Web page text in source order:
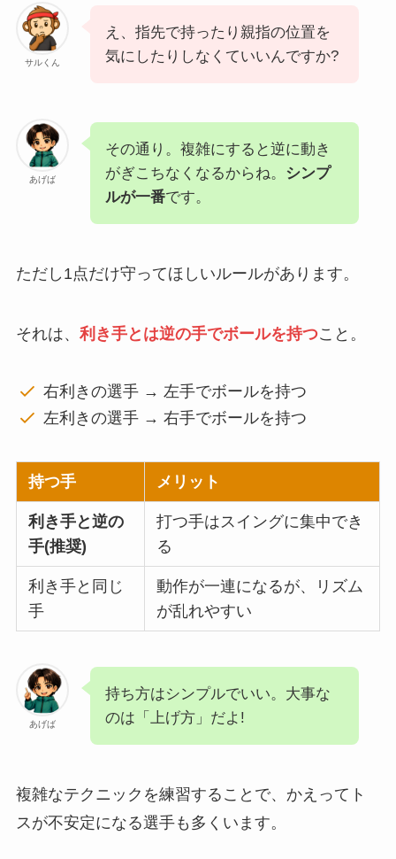
サルくん
え、指先で持ったり親指の位置を
気にしたりしなくていいんですか?
あげば
その通り。複雑にすると逆に動き
がぎこちなくなるからね。 シンプ
ルが一番です。
ただし1点だけ守ってほしいルールがあります。
それは、 利き手とは逆の手でボールを持つこと。
右利きの選手 → 左手でボールを持つ
左利きの選手 → 右手でボールを持つ
持つ手 メリット
利き手と逆の
手(推奨)
打つ手はスイングに集中でき
る
利き手と同じ
手
動作が一連になるが、リズム
が乱れやすい
あげば
持ち方はシンプルでいい。大事な
のは「上げ方」だよ!
複雑なテクニックを練習することで、かえってト
スが不安定になる選手も多くいます。